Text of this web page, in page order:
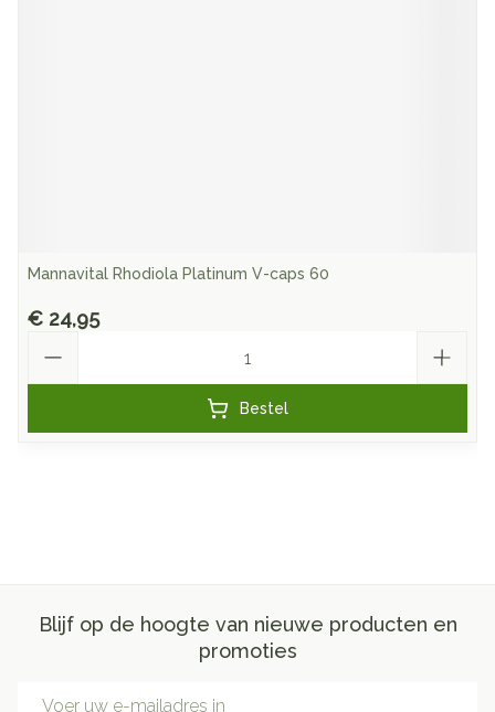
Mannavital Rhodiola Platinum V-caps 60
€ 24,95
Bestel
Blijf op de hoogte van nieuwe producten en
promoties